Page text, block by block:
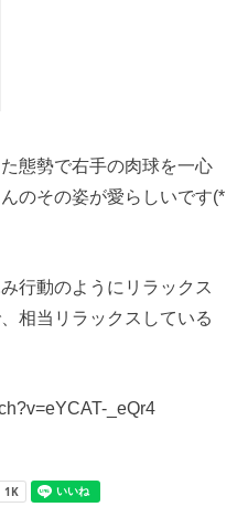
態勢で右手の肉球を一心
のその姿が愛らしいです(*
行動のようにリラックス
相当リラックスしている
_eQr4